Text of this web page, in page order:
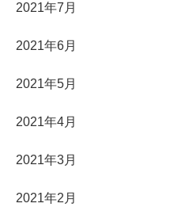
2021年7月
2021年6月
2021年5月
2021年4月
2021年3月
2021年2月